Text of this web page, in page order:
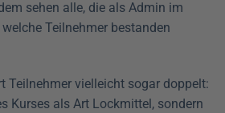
sehen alle, die als Admin im
Teilnehmer bestanden
Teilnehmer vielleicht sogar doppelt:
Kurses als Art Lockmittel, sondern